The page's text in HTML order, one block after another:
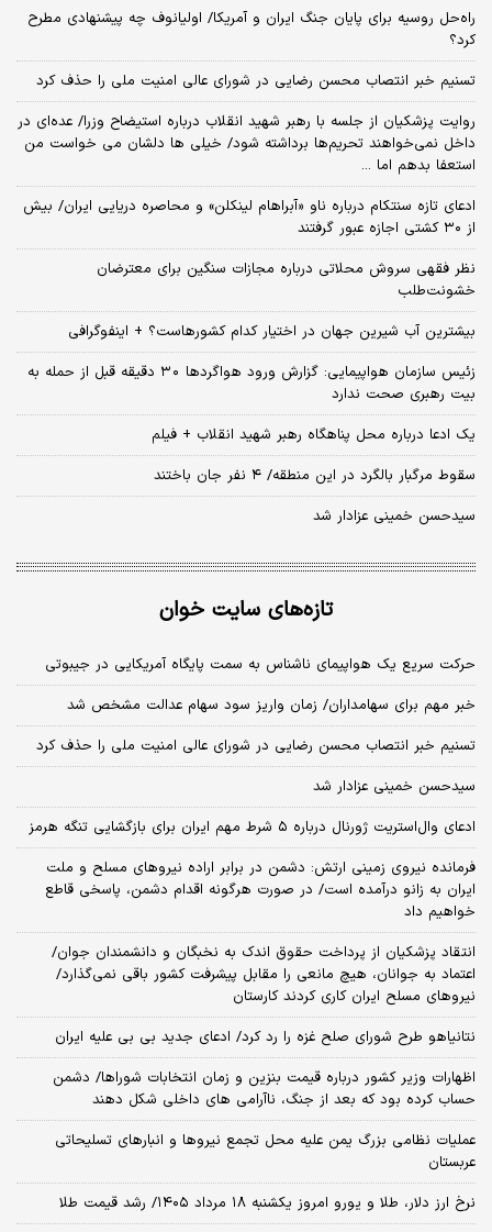
راه‌حل روسیه برای پایان جنگ ایران و آمریکا/ اولیانوف چه پیشنهادی مطرح
کرد؟
تسنیم خبر انتصاب محسن رضایی در شورای عالی امنیت ملی را حذف کرد
روایت پزشکیان از جلسه با رهبر شهید انقلاب درباره استیضاح وزرا/ عده‌ای در
داخل نمی‌خواهند تحریم‌ها برداشته شود/ خیلی ها دلشان می خواست من
استعفا بدهم اما ...
ادعای تازه سنتکام درباره ناو «آبراهام لینکلن» و محاصره دریایی ایران/ بیش
از ۳۰ کشتی اجازه عبور گرفتند
نظر فقهی سروش محلاتی درباره مجازات سنگین برای معترضان
خشونت‌طلب
بیشترین آب شیرین جهان در اختیار کدام کشورهاست؟ + اینفوگرافی
زئیس سازمان هواپیمایی: گزارش ورود هواگردها ٣٠ دقیقه قبل از حمله به
بیت رهبری صحت ندارد
یک ادعا درباره محل پناهگاه‌ رهبر شهید انقلاب + فیلم
سقوط مرگبار بالگرد در این منطقه/ ۴ نفر جان باختند
سیدحسن خمینی عزادار شد
تازه‌های سایت خوان
حرکت سریع یک هواپیمای ناشناس به سمت پایگاه آمریکایی در جیبوتی
خبر مهم برای سهامداران/ زمان واریز سود سهام عدالت مشخص شد
تسنیم خبر انتصاب محسن رضایی در شورای عالی امنیت ملی را حذف کرد
سیدحسن خمینی عزادار شد
ادعای وال‌استریت ژورنال درباره ۵ شرط مهم ایران برای بازگشایی تنگه هرمز
فرمانده نیروی زمینی ارتش: دشمن در برابر اراده نیروهای مسلح و ملت
ایران به زانو درآمده است/ در صورت هرگونه اقدام دشمن، پاسخی قاطع
خواهیم داد
انتقاد پزشکیان از پرداخت حقوق اندک به نخبگان و دانشمندان جوان/
اعتماد به جوانان، هیچ مانعی را مقابل پیشرفت کشور باقی نمی‌گذارد/
نیروهای مسلح ایران کاری کردند کارستان
نتانیاهو طرح شورای صلح غزه را رد کرد/ ادعای جدید بی بی علیه ایران
اظهارات وزیر کشور درباره قیمت بنزین و زمان انتخابات شوراها/ دشمن
حساب کرده بود که بعد از جنگ، ناآرامی‌ های داخلی شکل دهند
عملیات نظامی بزرگ یمن علیه محل تجمع نیروها و انبارهای تسلیحاتی
عربستان
نرخ ارز دلار، طلا و یورو امروز یکشنبه ۱۸ مرداد ۱۴۰۵/ رشد قیمت طلا